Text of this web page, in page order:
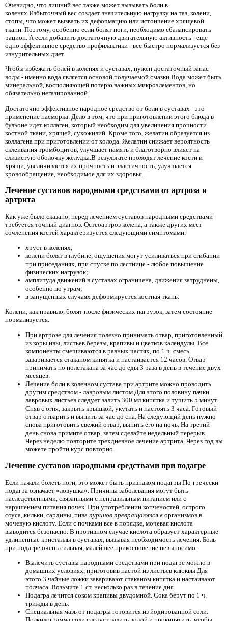
Очевидно, что лишний вес также может вызывать боли в
коленях.Избыточный вес создает значительную нагрузку на таз, колени,
стопы, что может вызвать их деформацию или истончение хрящевой
ткани. Поэтому, особенно если болят ноги, необходимо сбалансировать
рацион. А если добавить достаточную двигательную активность - еще
одно эффективное средство профилактики - вес быстро нормализуется без
изнурительных диет.
Чтобы избежать болей в коленях и суставах, нужен достаточный запас
воды - именно вода является основой получаемой смазки.Вода может быть
минеральной, восполняющей потерю важных микроэлементов, но
обязательно негазированной.
Достаточно эффективное народное средство от боли в суставах - это
применение насморка. Дело в том, что при приготовлении этого блюда в
бульоне идет коллаген, который необходим для увеличения прочности
костной ткани, хрящей, сухожилий. Кроме того, желатин образуется из
коллагена при приготовлении от холода. Желатин снижает вероятность
склеивания тромбоцитов, улучшает память и благотворно влияет на
слизистую оболочку желудка.В результате проходят лечение кости и
хрящи, увеличивается их прочность и эластичность, улучшается
кровообращение, необходимое для их здоровья.
Лечение суставов народными средствами от артроза и
артрита
Как уже было сказано, перед лечением суставов народными средствами
требуется точный диагноз. Остеоартроз колена, а также других мест
сочленения костей характеризуется следующими симптомами:
хруст в коленях;
колени болят в глубине, ощущения могут усиливаться при сгибании
при приседаниях, при спуске по лестнице - любое повышение
физических нагрузок;
амплитуда движений в суставах ограничена, движения затруднены,
особенно по утрам;
в запущенных случаях деформируется костная ткань.
Колени, как правило, болят после физических нагрузок, затем состояние
нормализуется.
При артрозе для лечения полезно принимать отвар, приготовленный
из коры ивы, листьев березы, крапивы и цветков календулы. Все
компоненты смешиваются в равных частях, по 1 ч. смесь
заваривается стаканом кипятка и настаивается 12 часов. Отвар
принимать по полстакана за час до еды 3 раза в день в течение двух
месяцев.
Лечение боли в коленном суставе при артрите можно проводить
другим средством - лавровым листом.Для этого половину пачки
лавровых листьев следует залить 300 мл кипятка и тушить 5 минут.
Сняв с огня, закрыть крышкой, укутать и настоять 3 часа. Готовый
отвар отварить и выпить за час до сна. На следующий день нужно
снова приготовить свежий отвар, выпить его на ночь. На третий
день снова примите отвар, затем сделайте недельный перерыв.
Через неделю повторите трехдневное лечение артрита. Через год вы
можете пройти курс повторно.
Лечение суставов народными средствами при подагре
Если начали болеть ноги, это может быть признаком подагры.По-гречески
подагра означает «ловушка». Причины заболевания могут быть
наследственными, связанными с неправильным питанием или с
нарушением питания почек. При употреблении копченостей, острого
соуса, кильки, сардины, пива пуринов превращаются в организмов в
мочевую кислоту. Если с почками все в порядке, мочевая кислота
выводится безопасно. В противном случае кислота образует характерные
удлиненные кристаллы в суставах, вызывая необходимость лечения. Боль
при подагре очень сильная, малейшее прикосновение невыносимо.
Вылечить суставы народными средствами при подагре можно в
домашних условиях, приготовив настой из листьев клюквы.Для
этого 3 чайные ложки заваривают стаканом кипятка и настаивают
полчаса. Возьмите 1 ст. несколько раз в течение дня.
Подагра лечится соком крапивы двудомной. Сока берут по 1 ч.
трижды в день.
Специальная мазь от подагры готовится из йодированной соли.